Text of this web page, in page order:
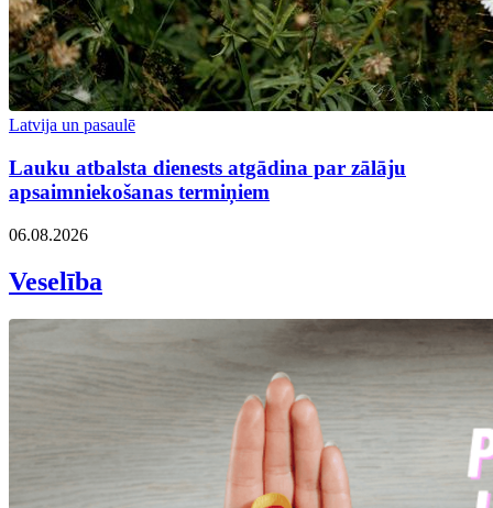
Latvija un pasaulē
Lauku atbalsta dienests atgādina par zālāju
apsaimniekošanas termiņiem
06.08.2026
Veselība